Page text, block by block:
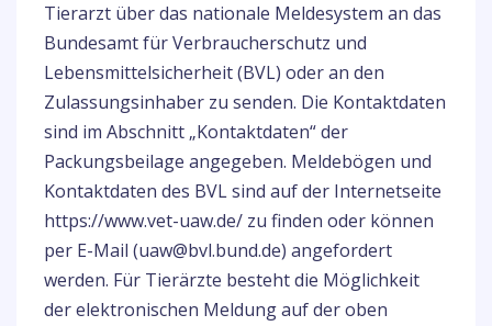
Tierarzt über das nationale Meldesystem an das
Bundesamt für Verbraucherschutz und
Lebensmittelsicherheit (BVL) oder an den
Zulassungsinhaber zu senden. Die Kontaktdaten
sind im Abschnitt „Kontaktdaten“ der
Packungsbeilage angegeben. Meldebögen und
Kontaktdaten des BVL sind auf der Internetseite
https://www.vet-uaw.de/ zu finden oder können
per E-Mail (uaw@bvl.bund.de) angefordert
werden. Für Tierärzte besteht die Möglichkeit
der elektronischen Meldung auf der oben